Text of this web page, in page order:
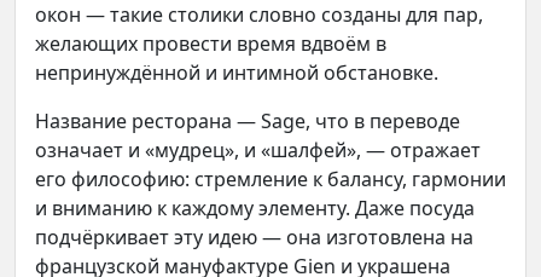
окон — такие столики словно созданы для пар,
желающих провести время вдвоём в
непринуждённой и интимной обстановке.
Название ресторана — Sage, что в переводе
означает и «мудрец», и «шалфей», — отражает
его философию: стремление к балансу, гармонии
и вниманию к каждому элементу. Даже посуда
подчёркивает эту идею — она изготовлена на
французской мануфактуре Gien и украшена